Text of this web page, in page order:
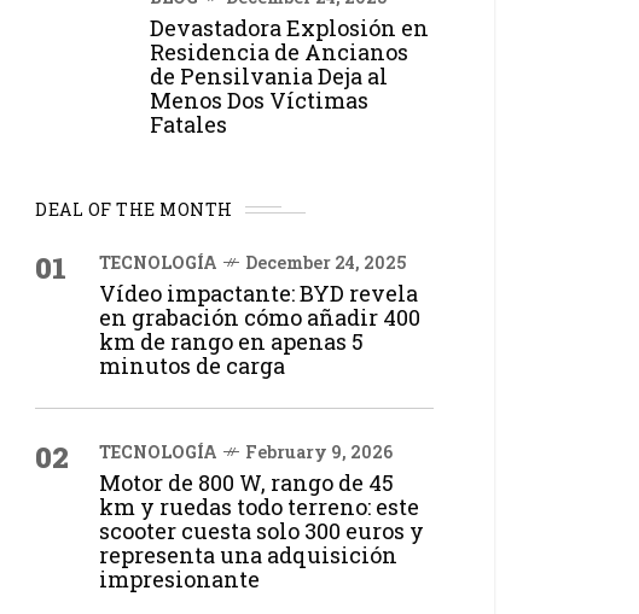
Devastadora Explosión en
Residencia de Ancianos
de Pensilvania Deja al
Menos Dos Víctimas
Fatales
DEAL OF THE MONTH
01 TECNOLOGÍA December 24, 2025
Vídeo impactante: BYD revela
en grabación cómo añadir 400
km de rango en apenas 5
minutos de carga
02 TECNOLOGÍA February 9, 2026
Motor de 800 W, rango de 45
km y ruedas todo terreno: este
scooter cuesta solo 300 euros y
representa una adquisición
impresionante